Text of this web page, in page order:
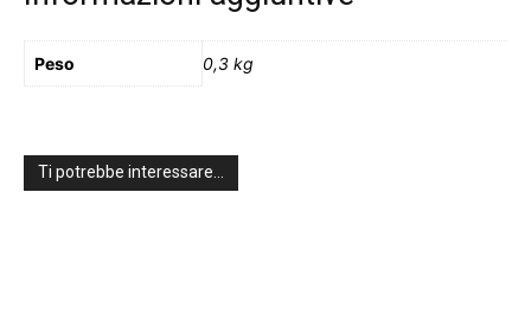
Peso 0,3 kg
Ti potrebbe interessare…